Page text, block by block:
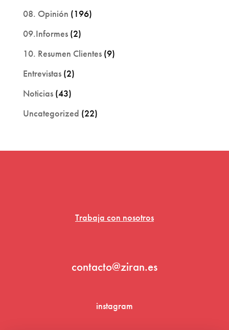
08. Opinión (196)
09.Informes(2)
10. Resumen Clientes(9)
Entrevistas(2)
Noticias(43)
Uncategorized (22)
Trabaja con nosotros
contacto@ziran.es
instagram